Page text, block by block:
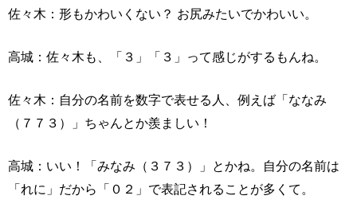
佐々木：形もかわいくない？ お尻みたいでかわいい。
高城：佐々木も、「３」「３」って感じがするもんね。
佐々木：自分の名前を数字で表せる人、例えば「ななみ
（７７３）」ちゃんとか羨ましい！
高城：いい！「みなみ（３７３）」とかね。自分の名前は
「れに」だから「０２」で表記されることが多くて。